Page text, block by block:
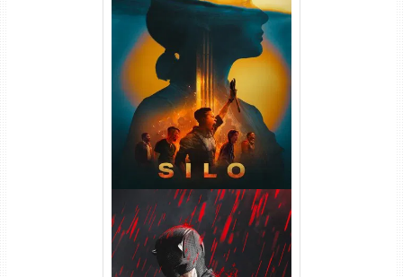
Silo 2ª Temporada (2024)
WEB-DL 1080p Dual Áudio